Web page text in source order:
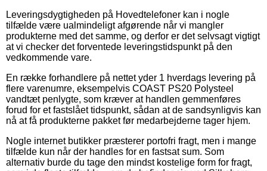
Leveringsdygtigheden på Hovedtelefoner kan i nogle
tilfælde være ualmindeligt afgørende når vi mangler
produkterne med det samme, og derfor er det selvsagt vigtigt
at vi checker det forventede leveringstidspunkt på den
vedkommende vare.
En række forhandlere på nettet yder 1 hverdags levering på
flere varenumre, eksempelvis COAST PS20 Polysteel
vandtæt penlygte, som kræver at handlen gemmenføres
forud for et fastslået tidspunkt, sådan at de sandsynligvis kan
nå at få produkterne pakket før medarbejderne tager hjem.
Nogle internet butikker præsterer portofri fragt, men i mange
tilfælde kun når der handles for en fastsat sum. Som
alternativ burde du tage den mindst kostelige form for fragt,